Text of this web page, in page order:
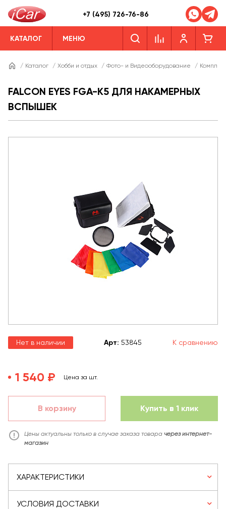
+7 (495) 726-76-86
КАТАЛОГ МЕНЮ
/ Каталог / Хобби и отдых / Фото- и Видеооборудование /
FALCON EYES FGA-K5 ДЛЯ НАКАМЕРНЫХ
ВСПЫШЕК
Нет в наличии Арт: 53845 К сравнению
1 540 ₽ Цена за шт.
В корзину Купить в 1 клик
Цены актуальны только в случае заказа товара через интернет-
магазин
ХАРАКТЕРИСТИКИ
УСЛОВИЯ ДОСТАВКИ